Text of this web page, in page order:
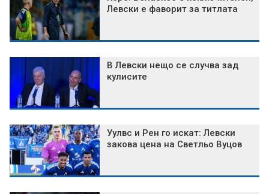
Левски е фаворит за титлата
В Левски нещо се случва зад
кулисите
Уулвс и Рен го искат: Левски
закова цена на Светльо Вуцов